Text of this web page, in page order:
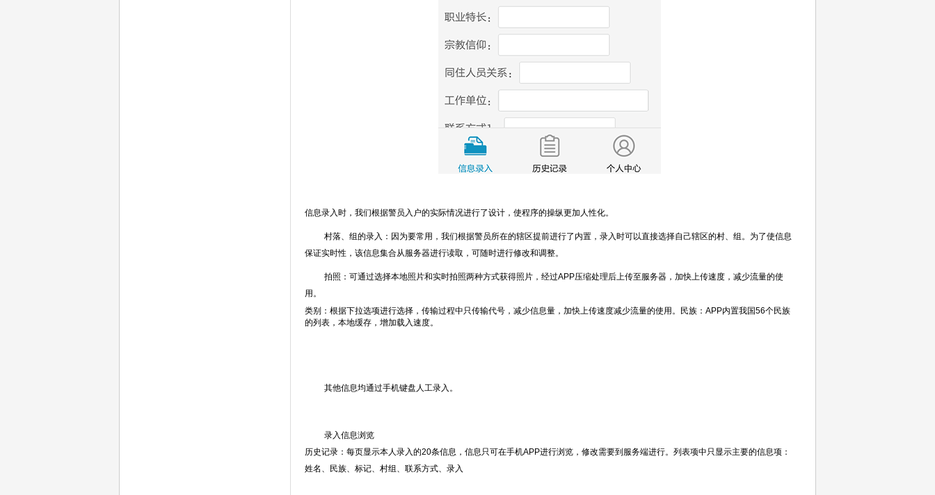
信息录入时，我们根据警员入户的实际情况进行了设计，使程序的操纵更加人性化。
村落、组的录入：因为要常用，我们根据警员所在的辖区提前进行了内置，录入时可以直接选择自己辖区的村、组。为了使信息
保证实时性，该信息集合从服务器进行读取，可随时进行修改和调整。
拍照：可通过选择本地照片和实时拍照两种方式获得照片，经过APP压缩处理后上传至服务器，加快上传速度，减少流量的使
用。
类别：根据下拉选项进行选择，传输过程中只传输代号，减少信息量，加快上传速度减少流量的使用。民族：APP内置我国56个民族
的列表，本地缓存，增加载入速度。
其他信息均通过手机键盘人工录入。
录入信息浏览
历史记录：每页显示本人录入的20条信息，信息只可在手机APP进行浏览，修改需要到服务端进行。列表项中只显示主要的信息项：
姓名、民族、标记、村组、联系方式、录入